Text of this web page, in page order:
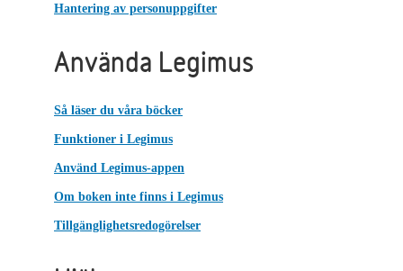
Hantering av personuppgifter
Använda Legimus
Så läser du våra böcker
Funktioner i Legimus
Använd Legimus-appen
Om boken inte finns i Legimus
Tillgänglighetsredogörelser